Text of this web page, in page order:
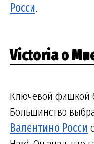
Росси.
Victoria o
Ключевой фишкой
Большинство
Валентино Росси